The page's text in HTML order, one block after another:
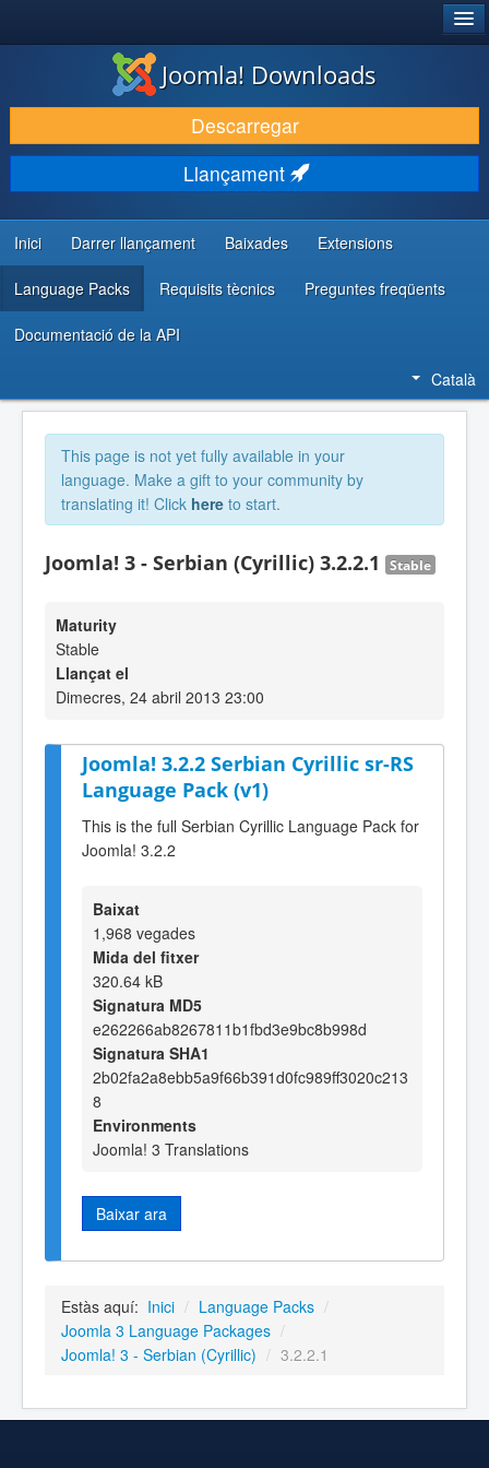
DESCARREGA & AMPLIA
DESCOBRIR & APRENDRE
COMUNITAT & SUPORT
RECURSOS PER DESENVOLUPADORS/ES
Joomla! Downloads
Descarregar
Llançament
Inici Darrer llançament Baixades Extensions
Language Packs Requisits tècnics Preguntes freqüents
Documentació de la API
Català
This page is not yet fully available in your
language. Make a gift to your community by
translating it! Click here to start.
Joomla! 3 - Serbian (Cyrillic) 3.2.2.1 Stable
Maturity
Stable
Llançat el
Dimecres, 24 abril 2013 23:00
Joomla! 3.2.2 Serbian Cyrillic sr-RS
Language Pack (v1)
This is the full Serbian Cyrillic Language Pack for
Joomla! 3.2.2
Baixat
1,968 vegades
Mida del fitxer
320.64 kB
Signatura MD5
e262266ab8267811b1fbd3e9bc8b998d
Signatura SHA1
2b02fa2a8ebb5a9f66b391d0fc989ff3020c213
8
Environments
Joomla! 3 Translations
Baixar ara
Estàs aquí: Inici / Language Packs /
Joomla 3 Language Packages /
Joomla! 3 - Serbian (Cyrillic) / 3.2.2.1